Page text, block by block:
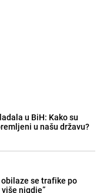
u BiH: Kako su
u našu državu?
se trafike po
nigdje”